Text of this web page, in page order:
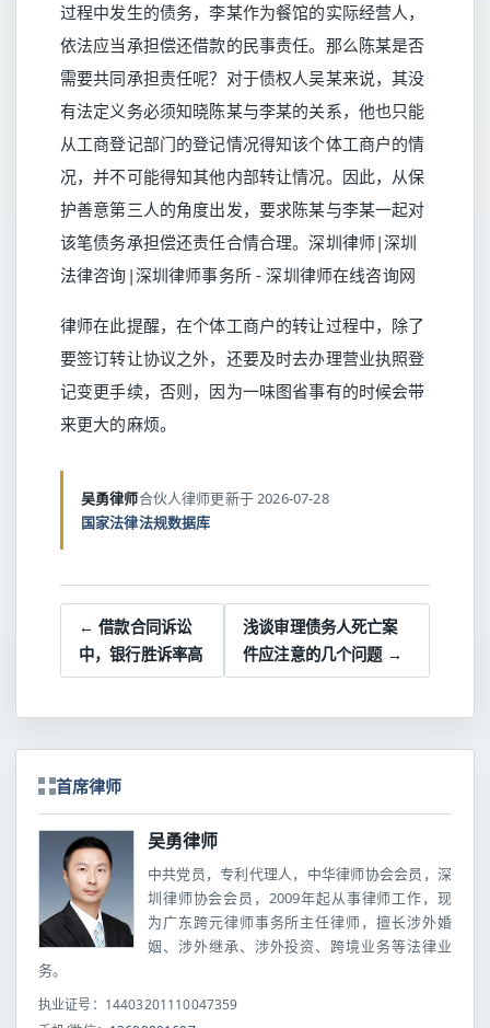
过程中发生的债务，李某作为餐馆的实际经营人，
依法应当承担偿还借款的民事责任。那么陈某是否
需要共同承担责任呢？对于债权人吴某来说，其没
有法定义务必须知晓陈某与李某的关系，他也只能
从工商登记部门的登记情况得知该个体工商户的情
况，并不可能得知其他内部转让情况。因此，从保
护善意第三人的角度出发，要求陈某与李某一起对
该笔债务承担偿还责任合情合理。深圳律师|深圳
法律咨询|深圳律师事务所 - 深圳律师在线咨询网
律师在此提醒，在个体工商户的转让过程中，除了
要签订转让协议之外，还要及时去办理营业执照登
记变更手续，否则，因为一味图省事有的时候会带
来更大的麻烦。
吴勇律师合伙人律师更新于 2026-07-28
国家法律法规数据库
← 借款合同诉讼
中，银行胜诉率高
浅谈审理债务人死亡案
件应注意的几个问题 →
首席律师
吴勇律师
中共党员，专利代理人，中华律师协会会员，深
圳律师协会会员，2009年起从事律师工作，现
为广东跨元律师事务所主任律师，擅长涉外婚
姻、涉外继承、涉外投资、跨境业务等法律业
务。
执业证号：14403201110047359